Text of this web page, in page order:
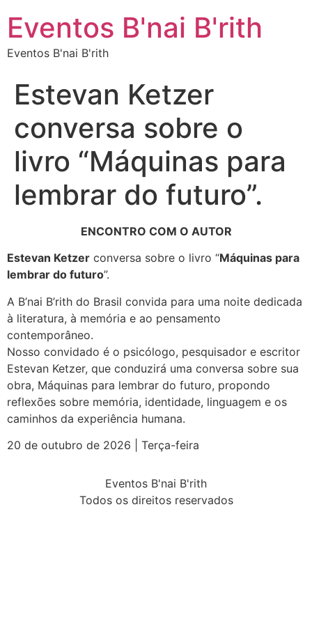
Eventos B'nai B'rith
Eventos B'nai B'rith
Estevan Ketzer
conversa sobre o
livro “Máquinas para
lembrar do futuro”.
ENCONTRO COM O AUTOR
Estevan Ketzer conversa sobre o livro “Máquinas para
lembrar do futuro”.
A B’nai B’rith do Brasil convida para uma noite dedicada
à literatura, à memória e ao pensamento
contemporâneo.
Nosso convidado é o psicólogo, pesquisador e escritor
Estevan Ketzer, que conduzirá uma conversa sobre sua
obra, Máquinas para lembrar do futuro, propondo
reflexões sobre memória, identidade, linguagem e os
caminhos da experiência humana.
20 de outubro de 2026 | Terça-feira
Eventos B'nai B'rith
Todos os direitos reservados